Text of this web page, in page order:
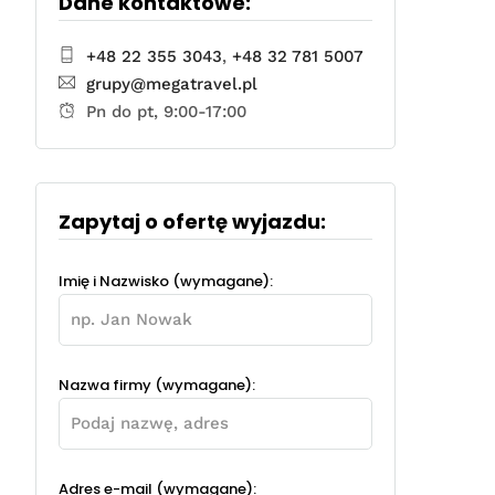
+48 22 355 3043,+48 32 781 5007
grupy@megatravel.pl
Pn do pt, 9:00-17:00
Zapytaj o ofertę wyjazdu:
Imię i Nazwisko (wymagane):
Nazwa firmy (wymagane):
Adres e-mail (wymagane):